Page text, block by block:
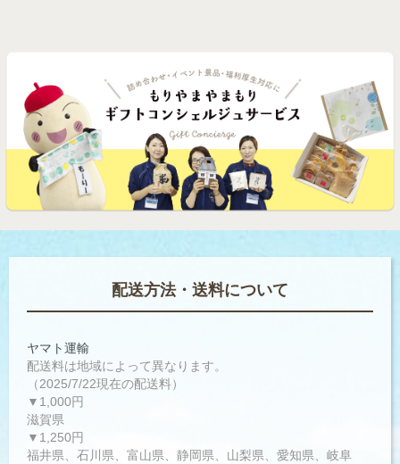
配送方法・送料について
ヤマト運輸
配送料は地域によって異なります。
（2025/7/22現在の配送料）
▼1,000円
滋賀県
▼1,250円
福井県、石川県、富山県、静岡県、山梨県、愛知県、岐阜